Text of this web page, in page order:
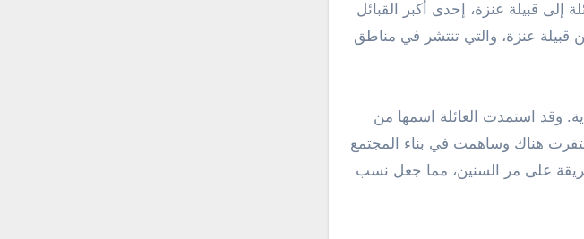
قبيلة عنزة، إحدى أكبر القبائل
قبيلة عنزة، والتي تنتشر في مناطق
وقد استمدت العائلة اسمها من
هناك وساهمت في بناء المجتمع
على مر السنين، مما جعل نسب